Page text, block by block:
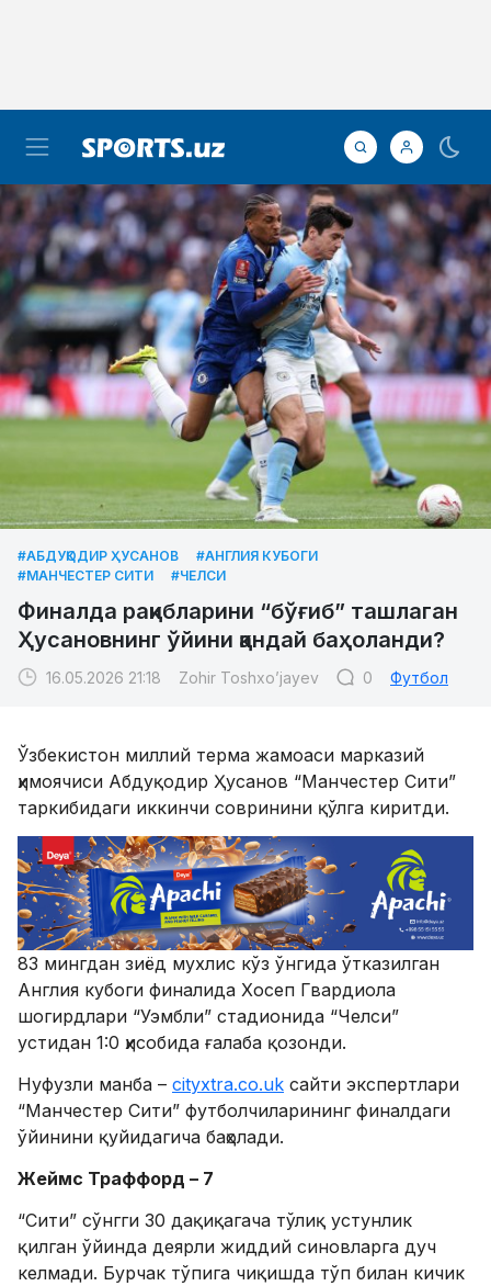
#АБДУҚОДИР ҲУСАНОВ
#АНГЛИЯ КУБОГИ
#МАНЧЕСТЕР СИТИ
#ЧЕЛСИ
Финалда рақибларини “бўғиб” ташлаган
Ҳусановнинг ўйини қандай баҳоланди?
16.05.2026 21:18 Zohir Toshxo’jayev 0 Футбол
Ўзбекистон миллий терма жамоаси марказий
ҳимоячиси Абдуқодир Ҳусанов “Манчестер Сити”
таркибидаги иккинчи совринини қўлга киритди.
83 мингдан зиёд мухлис кўз ўнгида ўтказилган
Англия кубоги финалида Хосеп Гвардиола
шогирдлари “Уэмбли” стадионида “Челси”
устидан 1:0 ҳисобида ғалаба қозонди.
Нуфузли манба – cityxtra.co.uk сайти экспертлари
“Манчестер Сити” футболчиларининг финалдаги
ўйинини қуйидагича баҳолади.
Жеймс Траффорд – 7
“Сити” сўнгги 30 дақиқагача тўлиқ устунлик
қилган ўйинда деярли жиддий синовларга дуч
келмади. Бурчак тўпига чиқишда тўп билан кичик